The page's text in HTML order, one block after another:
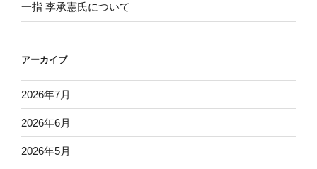
一指 李承憲氏について
アーカイブ
2026年7月
2026年6月
2026年5月